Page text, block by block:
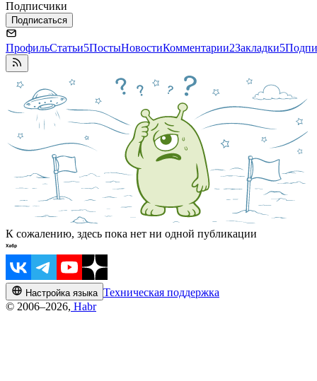
Подписчики
Подписаться
ПрофильСтатьи5ПостыНовостиКомментарии2Закладки5
К сожалению, здесь пока нет ни одной публикации
Настройка языка Техническая поддержка
© 2006–2026, Habr